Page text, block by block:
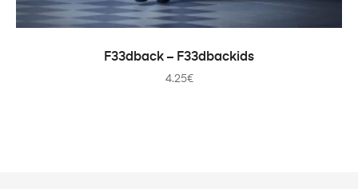
IN DEN WARENKORB
F33dback – F33dbackids
4.25€